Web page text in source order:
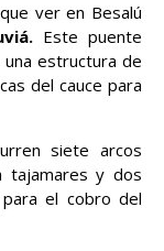
ver en Besalú
Este puente
estructura de
del cauce para
siete arcos
tajamares y dos
el cobro del